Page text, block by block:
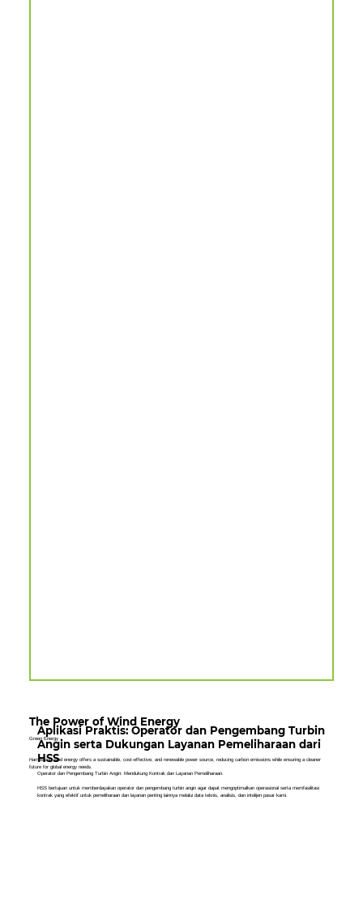
Green Energy
The Power of Wind Energy
Harnessing wind energy offers a sustainable, cost-effective, and renewable power source, reducing carbon emissions while ensuring a cleaner
future for global energy needs.
Aplikasi Praktis: Operator dan Pengembang Turbin
Angin serta Dukungan Layanan Pemeliharaan dari
HSS
Operator dan Pengembang Turbin Angin: Mendukung Kontrak dan Layanan Pemeliharaan.
HSS bertujuan untuk memberdayakan operator dan pengembang turbin angin agar dapat mengoptimalkan operasional serta memfasilitasi
kontrak yang efektif untuk pemeliharaan dan layanan penting lainnya melalui data teknis, analisis, dan intelijen pasar kami.